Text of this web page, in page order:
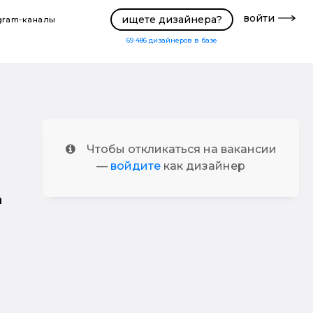
каналы ищете дизайнера?
69 486 дизайнеров в базе
войти
Чтобы откликаться на вакансии
— войдите как дизайнер